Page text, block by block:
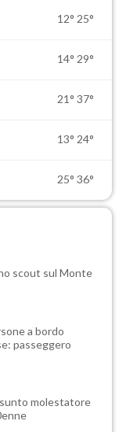
12° 25°
14° 29°
21° 37°
13° 24°
25° 36°
scout sul Monte
a bordo
passeggero
molestatore